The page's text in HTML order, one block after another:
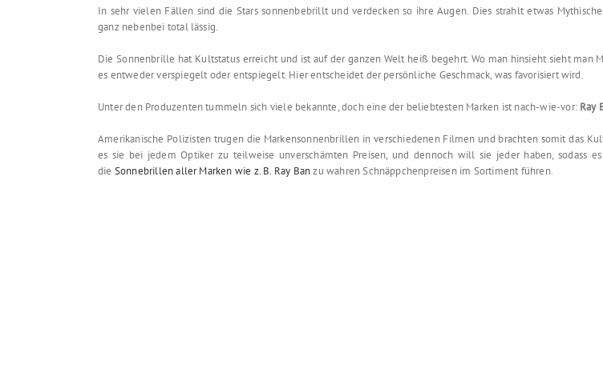
In sehr vielen Fällen sind die Stars sonnenbebrillt und verdecken so ihre Augen. Dies strahlt etwas
ganz nebenbei total lässig.
Die Sonnenbrille hat Kultstatus erreicht und ist auf der ganzen Welt heiß begehrt. Wo man hinsieht sieht man
es entweder verspiegelt oder entspiegelt. Hier entscheidet der persönliche Geschmack, was favorisiert wird.
Unter den Produzenten tummeln sich viele bekannte, doch eine der beliebtesten Marken ist nach-wie-vor: Ray
Amerikanische Polizisten trugen die Markensonnenbrillen in verschiedenen Filmen und brachten somit das
es sie bei jedem Optiker zu teilweise unverschämten Preisen, und dennoch will sie jeder haben, sodass
die Sonnebrillen aller Marken wie z. B. Ray Banzu wahren Schnäppchenpreisen im Sortiment führen.